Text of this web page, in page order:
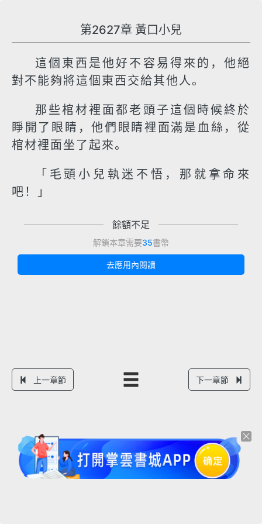
第2627章 黃口小兒
這個東西是他好不容易得來的，他絕
對不能夠將這個東西交給其他人。
那些棺材裡面都老頭子這個時候終於
睜開了眼睛，他們眼睛裡面滿是血絲，從
棺材裡面坐了起來。
「毛頭小兒執迷不悟，那就拿命來
吧！」
餘額不足
解鎖本章需要35書幣
去應用內閱讀
上一章節 下一章節